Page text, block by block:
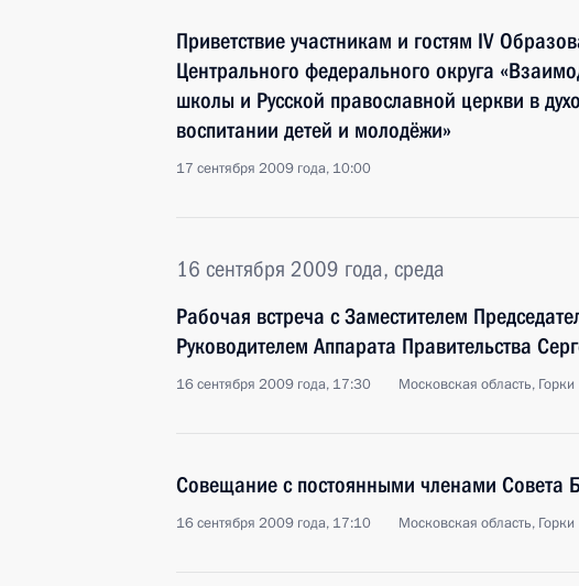
Приветствие участникам и гостям IV
Центрального федерального округа
школы и Русской православной церкви в
воспитании детей и молодёжи»
17 сентября 2009 года, 10:00
16 сентября 2009 года, среда
Рабочая встреча с Заместителем
Руководителем Аппарата Правительства
16 сентября 2009 года, 17:30 Московская область, Горки
Совещание с постоянными членами Совета
16 сентября 2009 года, 17:10 Московская область, Горки